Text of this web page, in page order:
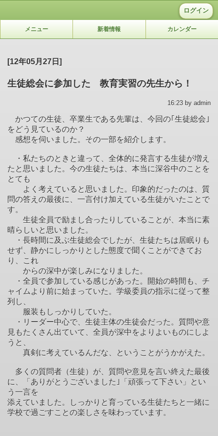
ログイン
メニュー 新着情報 カレンダー
[12年05月27日]
生徒総会に参加した 教育実習の先生から！
16:23 by admin
かつての生徒、卒業生である先輩は、今回の｢生徒総会｣
をどう見ているのか？
感想を伺いました。その一部を紹介します。
・私たちのときと違って、全体的に発言する生徒が増え
たと思いました。今の生徒たちは、本当に深谷中のことを
とても
よく考えていると思いました。印象的だったのは、質
問の答えの最後に、一言付け加えている生徒がいたことで
す。
生徒全員で励まし合ったりしていることが、本当に素
晴らしいと思いました。
・長時間に及ぶ生徒総会でしたが、生徒たちは居眠りも
せず、静かにしっかりとした態度で聞くことができてお
り、これ
からの深中が楽しみになりました。
・全員で参加している感じがあった。開始の時間も、チ
ャイムより前に始まっていた。学級委員の指示に従って整
列し、
服装もしっかりしていた。
・リーダー中心で、生徒主体の生徒会だった。質問や意
見もたくさん出ていて、全員が深中をよりよいものにしよ
うと、
真剣に考えているんだな、ということがうかがえた。
多くの質問者（生徒）が、質問や意見を言い終えた最後
に、「ありがとうございました｣「頑張って下さい」とい
う一言を
添えていました。しっかりと育っている生徒たちと一緒に
学校で過ごすことの楽しさを味わっています。